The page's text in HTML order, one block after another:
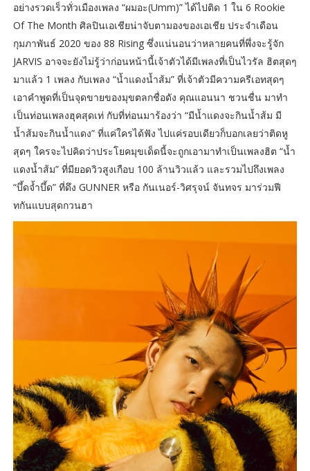
อย่างรวดเร็วทั่วเมืองเพลง “ผมอะ(Umm)” ได้ไปติด 1 ใน 6 Rookie
Of The Month ศิลปินเอเชียน่าจับตามองของเอเชีย ประจำเดือน
กุมภาพันธ์ 2020 ของ 88 Rising ซึ่งแน่นอนว่าหลายคนที่พึ่งจะรู้จัก
JARVIS อาจจะยังไม่รู้ว่าก่อนหน้านี้เจ้าตัวได้มีเพลงที่เป็นไวรัล ฮิตสุดๆ
มาแล้ว 1 เพลง กับเพลง “น้ำแดงน้ำส้ม” ที่เจ้าตัวมีความครีเอทสุดๆ
เอาคำพูดที่เป็นจุดขายของมุขตลกชื่อดัง คุณแอนนา ชวนชื่น มาทำ
เป็นท่อนเพลงฮุคสุดเท่ กับที่ท่อนมาร้องว่า “มีน้ำแดงจะกินน้ำส้ม มี
น้ำส้มจะกินน้ำแดง” ที่แค่ใครได้ฟัง ไปแค่รอบเดียวก็บอกเลยว่าติดหู
สุดๆ ใครจะไปคิดว่าประโยคมุขเด็ดนี้จะถูกเอามาทำเป็นเพลงฮิต “น้ำ
แดงน้ำส้ม” ที่มียอดวิวสูงเกือบ 100 ล้านวิวแล้ว และรวมไปถึงเพลง
“บึ้ดจ้ำบึ้ด” ที่ดึง GUNNER หรือ กันเนอร์-วิศรุจน์ จันทจร มาร่วมฟี
ทกันแบบสุดกวนฮา